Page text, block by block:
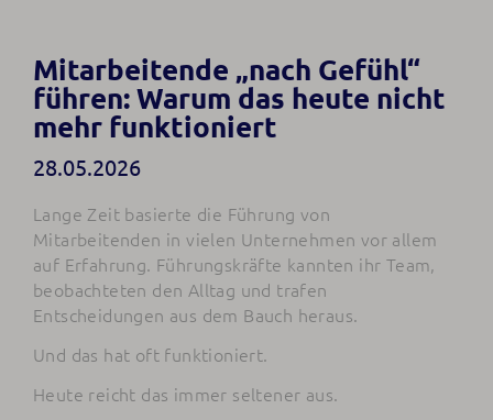
Mitarbeitende „nach Gefühl“
führen: Warum das heute nicht
mehr funktioniert
28.05.2026
Lange Zeit basierte die Führung von
Mitarbeitenden in vielen Unternehmen vor allem
auf Erfahrung. Führungskräfte kannten ihr Team,
beobachteten den Alltag und trafen
Entscheidungen aus dem Bauch heraus.
Und das hat oft funktioniert.
Heute reicht das immer seltener aus.